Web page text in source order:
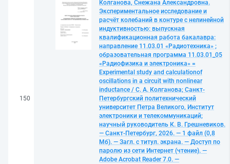
150
Колганова, Снежана Александровна.
Экспериментальное исследование и
расчёт колебаний в контуре с нелинейной
индуктивностью: выпускная
квалификационная работа бакалавра:
направление 11.03.01 «Радиотехника» ;
образовательная программа 11.03.01_05
«Радиофизика и электроника» =
Experimental study and calculationof
oscillations in a circuit with nonlinear
inductance / С. А. Колганова; Санкт-
Петербургский политехнический
университет Петра Великого, Институт
электроники и телекоммуникаций;
научный руководитель К. В. Грешневиков.
— Санкт-Петербург, 2026. — 1 файл (0,8
Мб). — Загл. с титул. экрана. — Доступ по
паролю из сети Интернет (чтение). —
Adobe Acrobat Reader 7.0. —